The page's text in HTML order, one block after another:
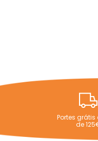
Portes grátis
de